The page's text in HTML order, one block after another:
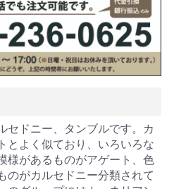
セドニー、タンブルです。カ
とよく似ており、いろいろな
様があるものがアゲート、色
のがカルセドニー分類されて